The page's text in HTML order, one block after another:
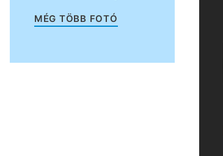
MÉG TÖBB FOTÓ